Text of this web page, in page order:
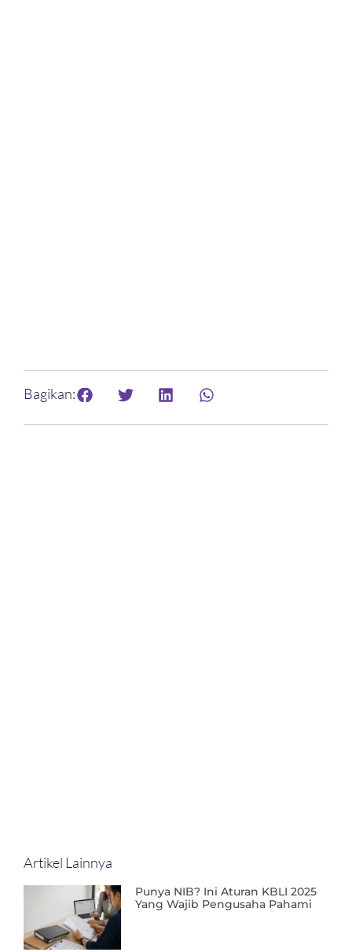
Bagikan:
Artikel Lainnya
Punya NIB? Ini Aturan KBLI 2025
Yang Wajib Pengusaha Pahami